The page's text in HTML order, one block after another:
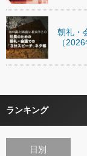
朝礼・
（
ランキング
日別